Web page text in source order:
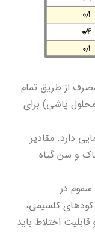
از طريق تمام
پاشی) برای
دارد. مقادیر
و سن گیاه
سموم در
کودهای کلسیمی،
اختلاط باید